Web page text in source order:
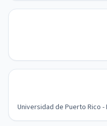
Universidad de Puerto Rico